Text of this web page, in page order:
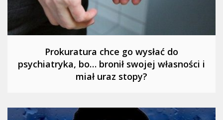
Prokuratura chce go wysłać do
psychiatryka, bo… bronił swojej własności i
miał uraz stopy?